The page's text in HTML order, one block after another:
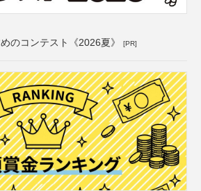
のコンテスト《2026夏》 [PR]